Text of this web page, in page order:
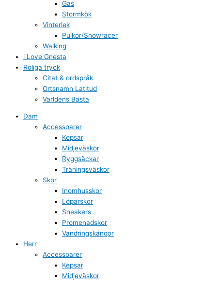
Gas
Stormkök
Vinterlek
Pulkor/Snowracer
Walking
i Love Gnesta
Roliga tryck
Citat & ordspråk
Ortsnamn Latitud
Världens Bästa
Dam
Accessoarer
Kepsar
Midjeväskor
Ryggsäckar
Träningsväskor
Skor
Inomhusskor
Löparskor
Sneakers
Promenadskor
Vandringskängor
Herr
Accessoarer
Kepsar
Midjeväskor